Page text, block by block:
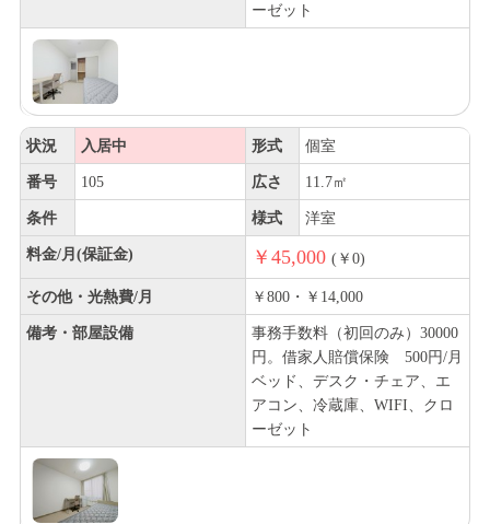
ーゼット
状況 入居中 形式 個室
番号 105 広さ 11.7㎡
条件 様式 洋室
料金/月(保証金) ￥45,000 (￥0)
その他・光熱費/月 ￥800・￥14,000
備考・部屋設備
事務手数料（初回のみ）30000
円。借家人賠償保険 500円/月
ベッド、デスク・チェア、エ
アコン、冷蔵庫、WIFI、クロ
ーゼット